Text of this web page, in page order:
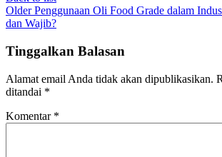
Older Penggunaan Oli Food Grade dalam
dan Wajib?
Tinggalkan Balasan
Alamat email Anda tidak akan dipublikasikan.
ditandai *
Komentar *